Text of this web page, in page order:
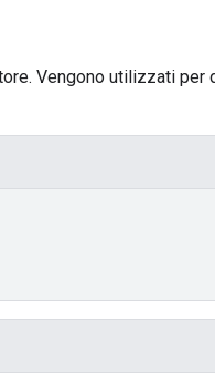
Vengono utilizzati per